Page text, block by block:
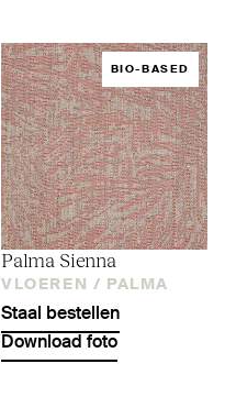
BIO-BASED
Palma Sienna
VLOEREN / PALMA
Staal bestellen
Download foto